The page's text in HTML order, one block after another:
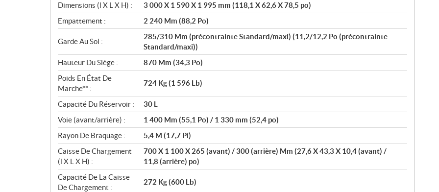
Dimensions (l X L X H) :
3 000 X 1 590 X 1 995 mm (118,1 X 62,6 X 78,5 po)
Empattement :
2 240 Mm (88,2 Po)
Garde Au Sol :
285/310 Mm (précontrainte Standard/maxi) (11,2/12,2 Po (précontrainte
Standard/maxi))
Hauteur Du Siège :
870 Mm (34,3 Po)
Poids En État De
Marche** :
724 Kg (1 596 Lb)
Capacité Du Réservoir :
30 L
Voie (avant/arrière) :
1 400 Mm (55,1 Po) / 1 330 mm (52,4 po)
Rayon De Braquage :
5,4 M (17,7 Pi)
Caisse De Chargement
(l X L X H) :
700 X 1 100 X 265 (avant) / 300 (arrière) Mm (27,6 X 43,3 X 10,4 (avant) /
11,8 (arrière) po)
Capacité De La Caisse
De Chargement :
272 Kg (600 Lb)